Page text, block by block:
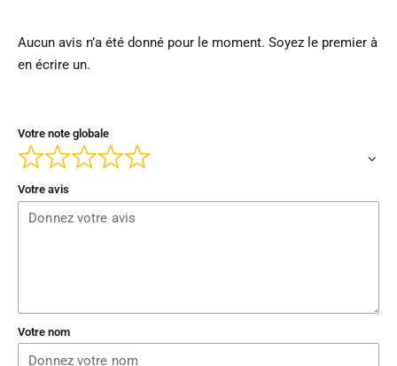
Aucun avis n’a été donné pour le moment. Soyez le premier à
en écrire un.
Votre note globale
Votre avis
Votre nom